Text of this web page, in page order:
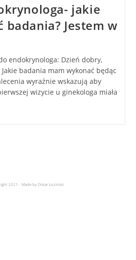
jakie
badania? Jestem w
endokrynologa: Dzień dobry,
badania mam wykonać będąc
wyraźnie wskazują aby
wizycie u ginekologa miała
2021 - Made by Oskar Łoziński